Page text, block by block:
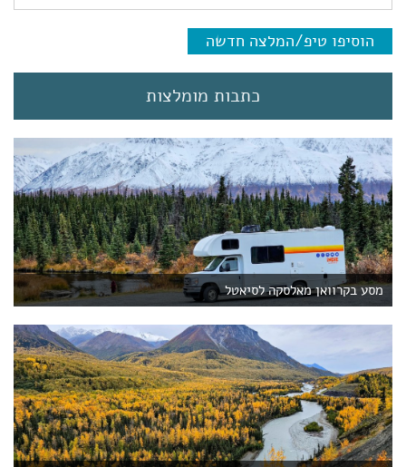
הוסיפו טיפ/המלצה חדשה
כתבות מומלצות
מסע בקרוואן מאלסקה לסיאטל